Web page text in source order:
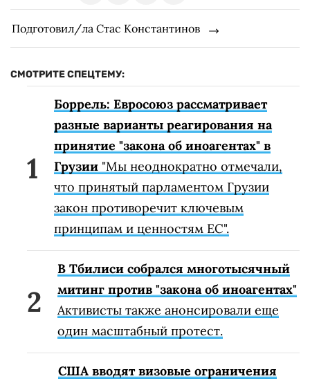
Подготовил/ла Стас Константинов
СМОТРИТЕ СПЕЦТЕМУ:
Боррель: Евросоюз рассматривает
разные варианты реагирования на
принятие "закона об иноагентах" в
Грузии "Мы неоднократно отмечали,
что принятый парламентом Грузии
закон противоречит ключевым
принципам и ценностям ЕС".
В Тбилиси собрался многотысячный
митинг против "закона об иноагентах"
Активисты также анонсировали еще
один масштабный протест.
США вводят визовые ограничения